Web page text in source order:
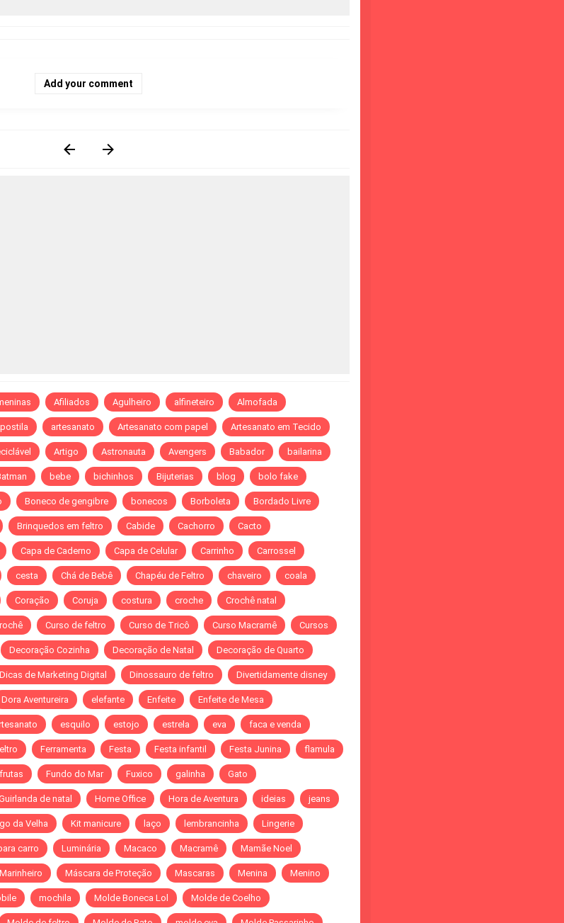
Add your comment
Afiliados Agulheiro alfineteiro Almofada
artesanato Artesanato com papel Artesanato em Tecido
Artigo Astronauta Avengers Babador bailarina
bebe bichinhos Bijuterias blog bolo fake
Boneco de gengibre bonecos Borboleta Bordado Livre
Brinquedos em feltro Cabide Cachorro Cacto
Capa de Caderno Capa de Celular Carrinho Carrossel
cesta Chá de Bebê Chapéu de Feltro chaveiro coala
Coração Coruja costura croche Crochê natal
Curso de feltro Curso de Tricô Curso Macramê Cursos
Decoração Cozinha Decoração de Natal Decoração de Quarto
Dicas de Marketing Digital Dinossauro de feltro Divertidamente disney
Dora Aventureira elefante Enfeite Enfeite de Mesa
esquilo estojo estrela eva faca e venda
Ferramenta Festa Festa infantil Festa Junina flamula
frutas Fundo do Mar Fuxico galinha Gato
de natal Home Office Hora de Aventura ideias jeans
da Velha Kit manicure laço lembrancinha Lingerie
carro Luminária Macaco Macramê Mamãe Noel
Marinheiro Máscara de Proteção Mascaras Menina Menino
mochila Molde Boneca Lol Molde de Coelho